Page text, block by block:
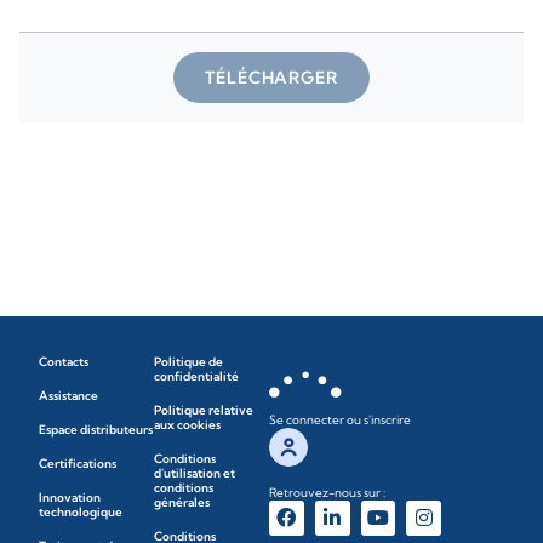
TÉLÉCHARGER
Contacts
Assistance
Espace distributeurs
Certifications
Innovation
technologique
Politique de
confidentialité
Politique relative
aux cookies
Conditions
d'utilisation et
conditions
générales
Conditions
Se connecter ou s'inscrire
Retrouvez-nous sur :